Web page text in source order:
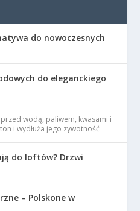
do nowoczesnych
do eleganckiego
przed wodą, paliwem, kwasami i
i wydłuża jego zywotność
do loftów? Drzwi
– Polskone w